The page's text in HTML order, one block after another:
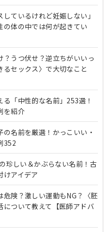
しているけれど妊娠しない」
の体の中では何が起きてい
？うつ伏せ？逆立ちがいいっ
るセックス〉で大切なこと
「中性的な名前」253選！
を紹介
の名前を厳選！かっこいい・
352
珍しい＆かぶらない名前！古
けアイデア
危険？激しい運動もNG？〈胚
について教えて【医師アドバ